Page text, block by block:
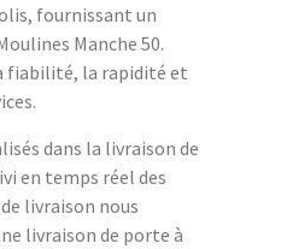
fournissant un
Manche 50.
fiabilité, la rapidité et
dans la livraison de
en temps réel des
livraison nous
livraison de porte à